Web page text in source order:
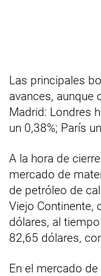
Las principales
avances, aunque
Madrid: Londres
un 0,38%; París
A la hora de
mercado de
de petróleo de
Viejo Continente,
dólares, al
82,65 dólares,
En el mercado